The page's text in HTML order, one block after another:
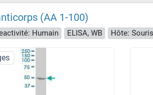
(AA 1-100)
Humain ELISA, WB Hôte: Souris